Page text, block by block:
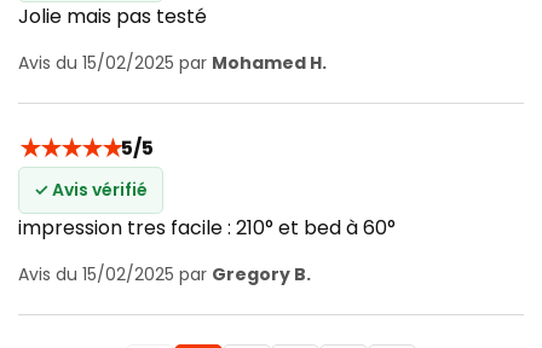
Jolie mais pas testé
Avis du 15/02/2025 par Mohamed H.
★★★★★5/5
✓ Avis vérifié
impression tres facile : 210° et bed à 60°
Avis du 15/02/2025 par Gregory B.